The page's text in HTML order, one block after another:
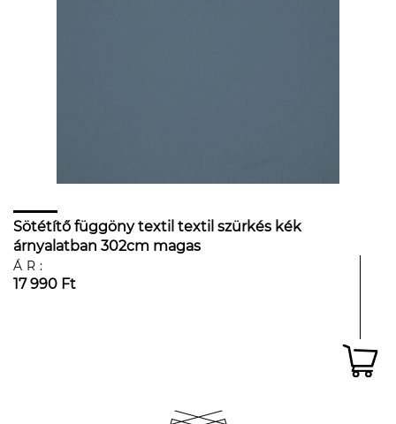
Sötétítő függöny textil textil szürkés kék
árnyalatban 302cm magas
ÁR:
17 990 Ft